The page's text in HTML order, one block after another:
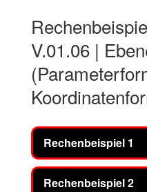
V.01.06 |
Rechenbeispiel 1
Rechenbeispiel 2